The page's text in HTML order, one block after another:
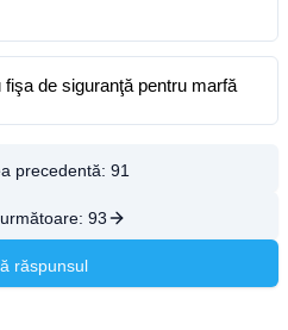
de siguranţă pentru marfă
precedentă: 91
93
răspunsul